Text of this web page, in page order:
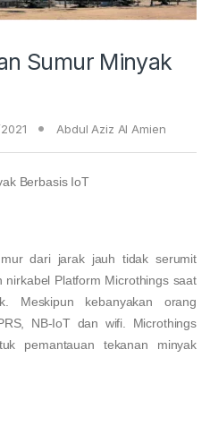
Sumur Minyak
Abdul Aziz Al Amien
Berbasis IoT
dari jarak jauh tidak serumit
Platform Microthings saat
Meskipun kebanyakan orang
NB-IoT dan wifi. Microthings
pemantauan tekanan minyak